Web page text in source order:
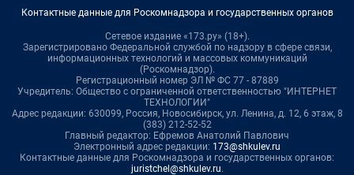
Контактные данные для Роскомнадзора и государственных органов
Сетевое издание «173.ру» (18+).
Зарегистрировано Федеральной службой по надзору в сфере связи,
информационных технологий и массовых коммуникаций
(Роскомнадзор).
Регистрационный номер ЭЛ № ФС 77 - 87889
Учредитель: Общество с ограниченной ответственностью "ИНТЕРНЕТ
ТЕХНОЛОГИИ"
Адрес редакции: 630099, Россия, Новосибирск, ул. Ленина, д. 12, 6 этаж, 8
(383) 212-52-52
Главный редактор: Ефремов Анатолий Павлович
Электронный адрес редакции: 173@shkulev.ru
Контактные данные для Роскомнадзора и государственных органов:
juristchel@shkulev.ru.